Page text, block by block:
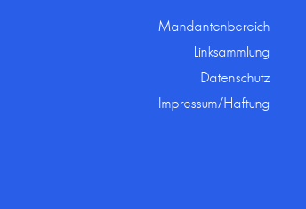
Mandantenbereich
Linksammlung
Datenschutz
Impressum/Haftung